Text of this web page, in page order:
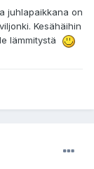
juhlapaikkana on
Kesähäihin
lämmitystä